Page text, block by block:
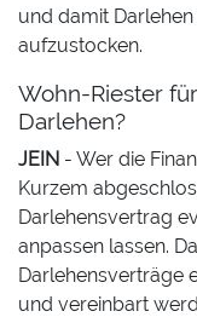
und damit
aufzustocken.
Wohn-Riester
Darlehen?
JEIN - Wer die
Kurzem
Darlehensvertrag
anpassen lassen.
Darlehensverträge
und vereinbart